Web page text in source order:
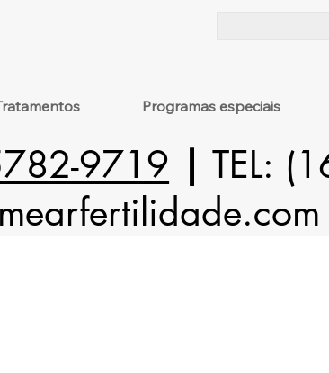
Programas especiais
9719 TEL: